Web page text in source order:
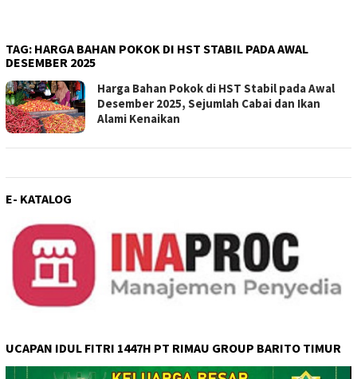
TAG: HARGA BAHAN POKOK DI HST STABIL PADA AWAL
DESEMBER 2025
Harga Bahan Pokok di HST Stabil pada Awal
Desember 2025, Sejumlah Cabai dan Ikan
Alami Kenaikan
E- KATALOG
UCAPAN IDUL FITRI 1447H PT RIMAU GROUP BARITO TIMUR